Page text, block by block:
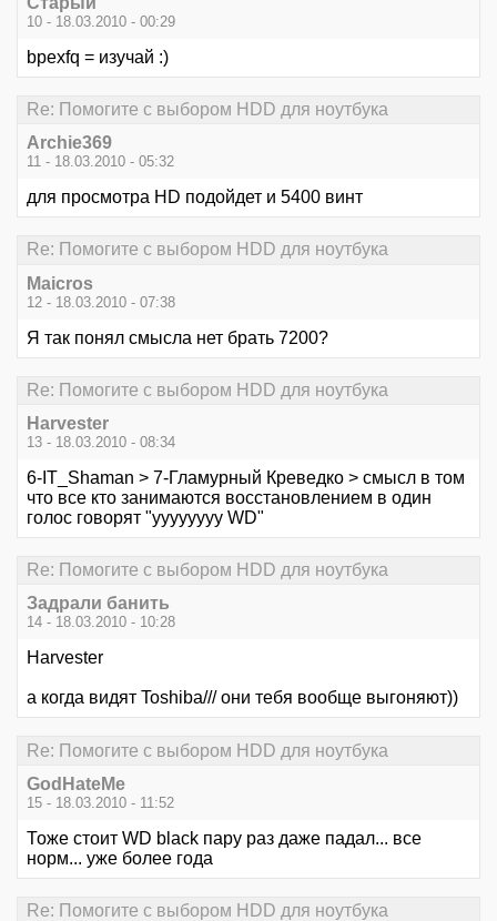
10 - 18.03.2010 - 00:29
bpexfq = изучай :)
Re: Помогите с выбором HDD для ноутбука
Archie369
11 - 18.03.2010 - 05:32
для просмотра HD подойдет и 5400 винт
Re: Помогите с выбором HDD для ноутбука
Maicros
12 - 18.03.2010 - 07:38
Я так понял смысла нет брать 7200?
Re: Помогите с выбором HDD для ноутбука
Harvester
13 - 18.03.2010 - 08:34
6-IT_Shaman > 7-Гламурный Креведко > смысл в том
что все кто занимаются восстановлением в один
голос говорят "уууууууу WD"
Re: Помогите с выбором HDD для ноутбука
Задрали банить
14 - 18.03.2010 - 10:28
Harvester
а когда видят Toshiba/// они тебя вообще выгоняют))
Re: Помогите с выбором HDD для ноутбука
GodHateMe
15 - 18.03.2010 - 11:52
Тоже стоит WD black пару раз даже падал... все
норм... уже более года
Re: Помогите с выбором HDD для ноутбука